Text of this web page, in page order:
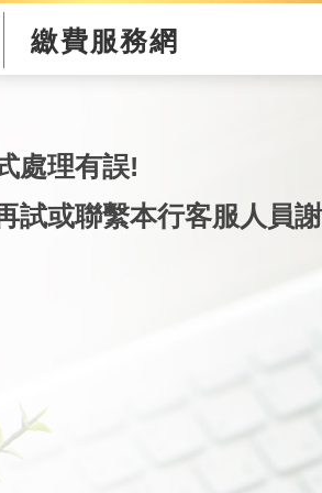
繳費服務網
處理有誤!
試或聯繫本行客服人員